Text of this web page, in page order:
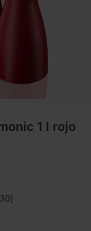
1 l rojo